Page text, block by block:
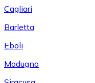
Cagliari
Barletta
Eboli
Modugno